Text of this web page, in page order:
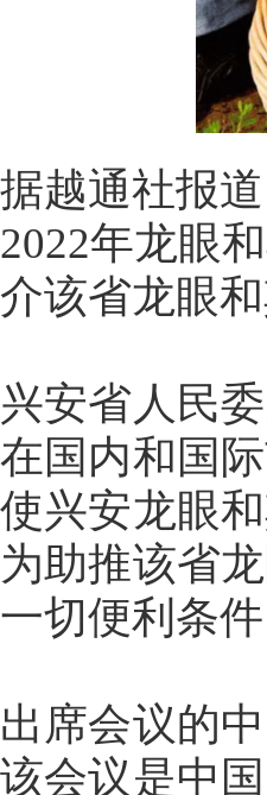
据越通社报
2022年龙眼
介该省龙眼
兴安省人民
在国内和国
使兴安龙眼
为助推该省
一切便利条件
出席会议的
该会议是中